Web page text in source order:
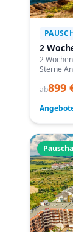
2
2
Sterne
buchen.
ab899